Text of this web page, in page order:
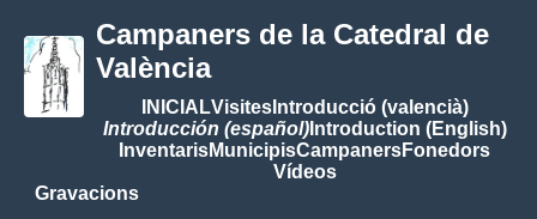
Campaners de la Catedral de
València
INICIALVisitesIntroducció (valencià)
Introducción (español)Introduction (English)
InventarisMunicipisCampanersFonedors
Vídeos
Gravacions